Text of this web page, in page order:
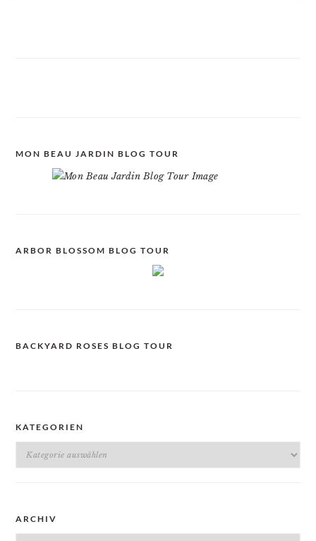
MON BEAU JARDIN BLOG TOUR
ARBOR BLOSSOM BLOG TOUR
BACKYARD ROSES BLOG TOUR
KATEGORIEN
Kategorien
ARCHIV